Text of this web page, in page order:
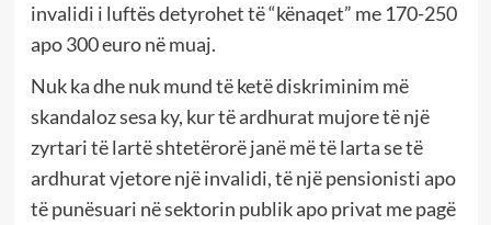
invalidi i luftës detyrohet të “kënaqet” me 170-250
apo 300 euro në muaj.
Nuk ka dhe nuk mund të ketë diskriminim më
skandaloz sesa ky, kur të ardhurat mujore të një
zyrtari të lartë shtetërorë janë më të larta se të
ardhurat vjetore një invalidi, të një pensionisti apo
të punësuari në sektorin publik apo privat me pagë